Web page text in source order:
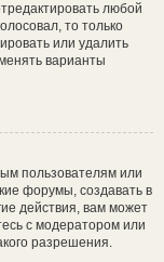
любой
то только
или удалить
варианты
пользователям или
форумы, создавать в
действия, вам может
с модератором или
разрешения.